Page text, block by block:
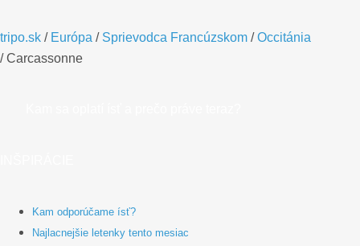
tripo.sk / Európa / Sprievodca Francúzskom /Occitánia
/Carcassonne
Kam odporúčame ísť?
Najlacnejšie letenky tento mesiac